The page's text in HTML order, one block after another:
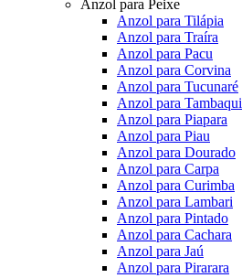
Anzol para Peixe
Anzol para Tilápia
Anzol para Traíra
Anzol para Pacu
Anzol para Corvina
Anzol para Tucunaré
Anzol para Tambaqui
Anzol para Piapara
Anzol para Piau
Anzol para Dourado
Anzol para Carpa
Anzol para Curimba
Anzol para Lambari
Anzol para Pintado
Anzol para Cachara
Anzol para Jaú
Anzol para Pirarara